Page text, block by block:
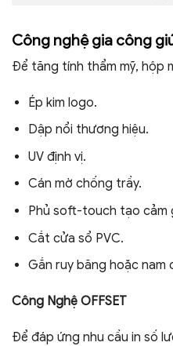
Công nghệ gia công
Để tăng tính thẩm mỹ, hộp
Ép kim logo.
Dập nổi thương hiệu.
UV định vị.
Cán mờ chống trầy.
Phủ soft-touch tạo cảm
Cắt cửa sổ PVC.
Gắn ruy băng hoặc nam
Công Nghệ OFFSET
Để đáp ứng nhu cầu in số